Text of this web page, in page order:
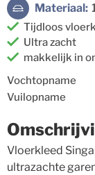
Materiaal:
Tijdloos
Ultra zacht
makkelijk in
Vochtopname
Vuilopname
Vloerkleed
ultrazachte